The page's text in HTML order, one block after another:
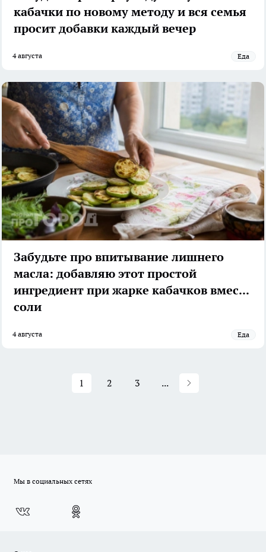
кабачки по новому методу и вся семья
просит добавки каждый вечер
4 августа Еда
Забудьте про впитывание лишнего
масла: добавляю этот простой
ингредиент при жарке кабачков вместо
соли
4 августа Еда
1 2 3 ...
Мы в социальных сетях